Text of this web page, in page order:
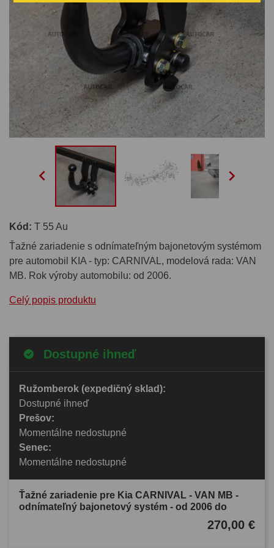
 
Kód: T 55 Au
Ťažné zariadenie s odnímateľným bajonetovým systémom
pre automobil KIA - typ: CARNIVAL, modelová rada: VAN
MB. Rok výroby automobilu: od 2006.
Celý popis produktu
Dostupné ihneď
Ružomberok (expedičný sklad):
Dostupné ihneď
Prešov:
Momentálne nedostupné
Senec:
Momentálne nedostupné
Ťažné zariadenie pre Kia CARNIVAL - VAN MB -
odnímateľný bajonetový systém - od 2006 do
270,00 €